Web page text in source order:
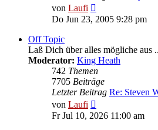
von Laufi
Beitrag
Do Jun 23, 2005 9:28 pm
Off Topic
Laß Dich über alles mögliche aus
Moderator: King Heath
742 Themen
7705 Beiträge
Letzter Beitrag Re: Steven
von Laufi
Beitrag
Fr Jul 10, 2026 11:00 am